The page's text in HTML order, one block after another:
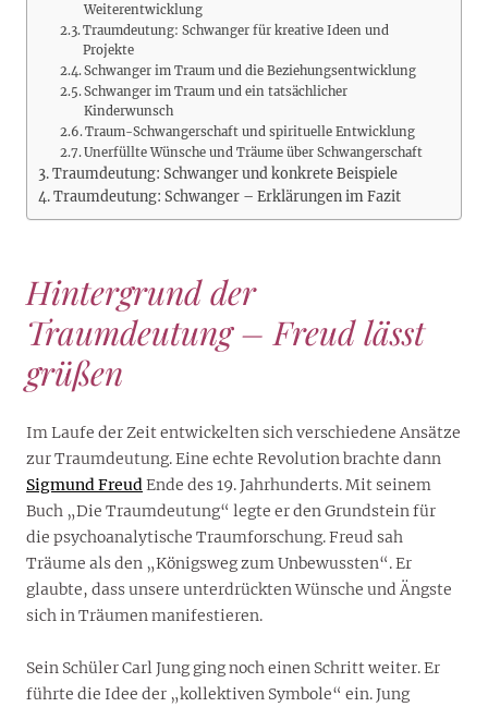
Weiterentwicklung
Traumdeutung: Schwanger für kreative Ideen und
Projekte
Schwanger im Traum und die Beziehungsentwicklung
Schwanger im Traum und ein tatsächlicher
Kinderwunsch
Traum-Schwangerschaft und spirituelle Entwicklung
Unerfüllte Wünsche und Träume über Schwangerschaft
Traumdeutung: Schwanger und konkrete Beispiele
Traumdeutung: Schwanger – Erklärungen im Fazit
Hintergrund der
Traumdeutung – Freud lässt
grüßen
Im Laufe der Zeit entwickelten sich verschiedene Ansätze
zur Traumdeutung. Eine echte Revolution brachte dann
Sigmund FreudEnde des 19. Jahrhunderts. Mit seinem
Buch „Die Traumdeutung“ legte er den Grundstein für
die psychoanalytische Traumforschung. Freud sah
Träume als den „Königsweg zum Unbewussten“. Er
glaubte, dass unsere unterdrückten Wünsche und Ängste
sich in Träumen manifestieren.
Sein Schüler Carl Jung ging noch einen Schritt weiter. Er
führte die Idee der „kollektiven Symbole“ ein. Jung